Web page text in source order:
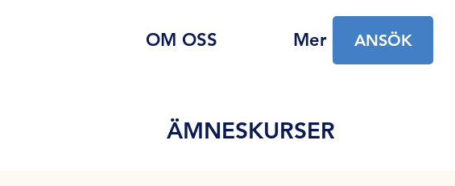
OM OSS Mer ANSÖK
ÄMNESKURSER